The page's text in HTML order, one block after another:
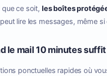
que ce soit, les boîtes
lire les messages, même
le mail 10 minutes suffit
ponctuelles rapides où